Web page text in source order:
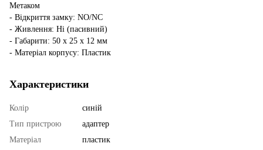
Метаком
- Відкриття замку: NO/NC
- Живлення: Ні (пасивний)
- Габарити: 50 х 25 х 12 мм
- Матеріал корпусу: Пластик
Характеристики
Колір
синій
Тип пристрою
адаптер
Матеріал
пластик